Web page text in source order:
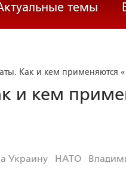
темы
Как и кем применяются
кем
Украину НАТО